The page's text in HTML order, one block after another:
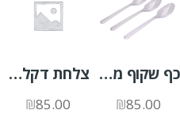
כף שקוף מהודר 50 יח'
₪85.00
צלחת דקל 20/20א.200 יח'
₪85.00